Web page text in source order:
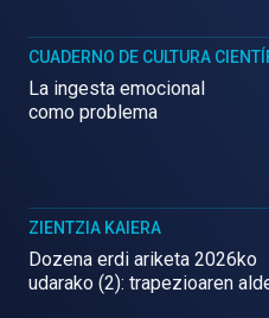
CUADERNO DE CULTURA
La ingesta emocional
como problema
ZIENTZIA KAIERA
Dozena erdi ariketa 2026ko
udarako (2): trapezioaren